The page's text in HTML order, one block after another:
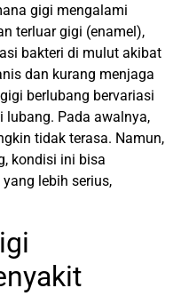
gigi mengalami
terluar gigi (enamel),
bakteri di mulut akibat
dan kurang menjaga
berlubang bervariasi
lubang. Pada awalnya,
tidak terasa. Namun,
kondisi ini bisa
lebih serius,